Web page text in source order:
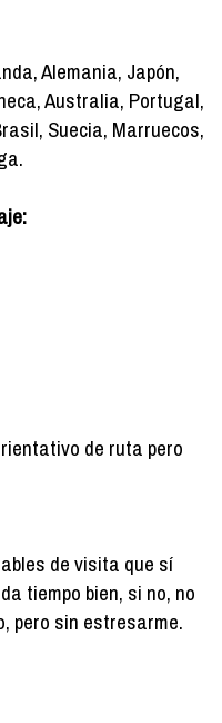
Alemania, Japón,
Australia, Portugal,
Suecia, Marruecos,
de ruta pero
de visita que sí
tiempo bien, si no, no
pero sin estresarme.